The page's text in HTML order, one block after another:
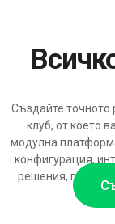
Създайте точното
клуб, от което
модулна
конфигурация,
решения, готова
база и